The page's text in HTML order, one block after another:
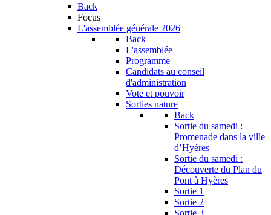
Back
Focus
L'assemblée générale 2026
Back
L'assemblée
Programme
Candidats au conseil
d'administration
Vote et pouvoir
Sorties nature
Back
Sortie du samedi :
Promenade dans la ville
d’Hyères
Sortie du samedi :
Découverte du Plan du
Pont à Hyères
Sortie 1
Sortie 2
Sortie 3